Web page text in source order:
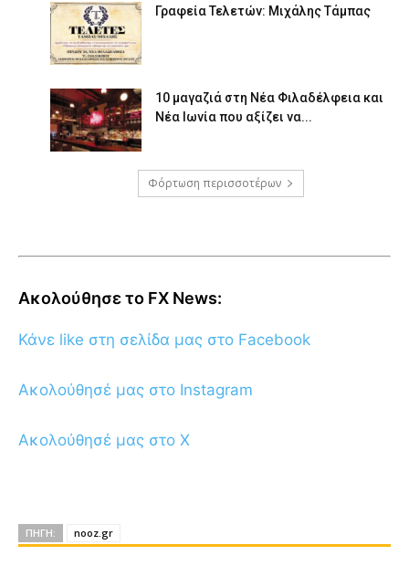
Γραφεία Τελετών: Μιχάλης Τάμπας
10 μαγαζιά στη Νέα Φιλαδέλφεια και
Νέα Ιωνία που αξίζει να...
Φόρτωση περισσοτέρων
Ακολούθησε το FX News:
Κάνε like στη σελίδα μας στο Facebook
Ακολούθησέ μας στο Instagram
Ακολούθησέ μας στο X
ΠΗΓΗ: nooz.gr